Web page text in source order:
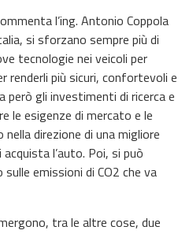
l’ing. Antonio Coppola
si sforzano sempre più di
tecnologie nei veicoli per
renderli più sicuri, confortevoli e
però gli investimenti di ricerca e
le esigenze di mercato e le
direzione di una migliore
l’auto. Poi, si può
emissioni di CO2 che va
tra le altre cose, due